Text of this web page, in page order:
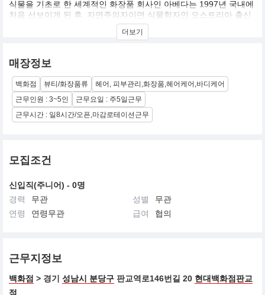
식물을 기초로 한 세계적인 화장품 회사인 아베다는 1997년 국내에
처음 선보이게 된 후. 자연주의자이면 식물학자인 오스트리아 출신
호스트 레켈바커의 창업정신을 바탕으로 우리가 살고 있는 이 세계
를 보호한다라는 아베다의 미션을 실천하기 위해, 아베다가 생산하
법을 통해 사업을 펼쳐 나가고 있으며, 미의 영역에서 뿐만이 아닌
모든 면에서 환경에 대한 책임을 다하는 기업의 본보기를 세우기 위
해 노력하고 있습니다.
더보기
매장정보
백화점 뷰티/화장품류
헤어, 피부관리,화장품,헤어케어,바디케어
근무인원 : 3~5인
근무요일 : 주5일근무
근무시간 : 일8시간/오픈,마감로테이션근무
모집조건
신입직(주니어) - 0명
경력
무관 성별
무관
연령
연령무관 급여 협의
근무지정보
백화점 > 경기 성남시 분당구 판교역로146번길 20 현대백화점판교
점